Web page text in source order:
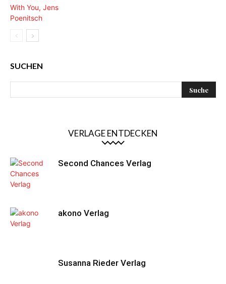
SUCHEN
VERLAGE ENTDECKEN
Second Chances Verlag
akono Verlag
Susanna Rieder Verlag